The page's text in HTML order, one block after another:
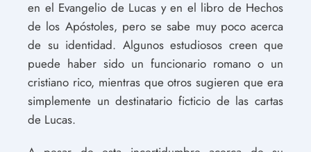
en el Evangelio de Lucas y en el libro de Hechos
de los Apóstoles, pero se sabe muy poco acerca
de su identidad. Algunos estudiosos creen que
puede haber sido un funcionario romano o un
cristiano rico, mientras que otros sugieren que era
simplemente un destinatario ficticio de las cartas
de Lucas.